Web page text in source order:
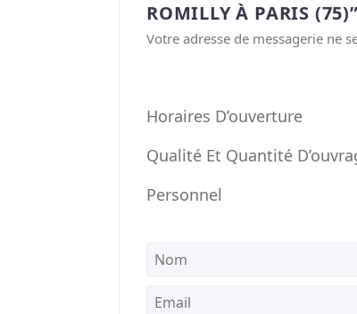
ROMILLY À PARIS (75)”
Votre adresse de messagerie ne
Horaires D’ouverture
Qualité Et Quantité
Personnel